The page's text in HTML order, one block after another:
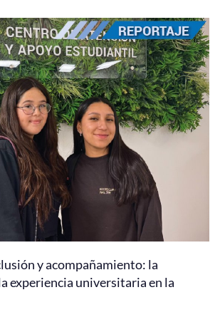
y acompañamiento: la
experiencia universitaria en la